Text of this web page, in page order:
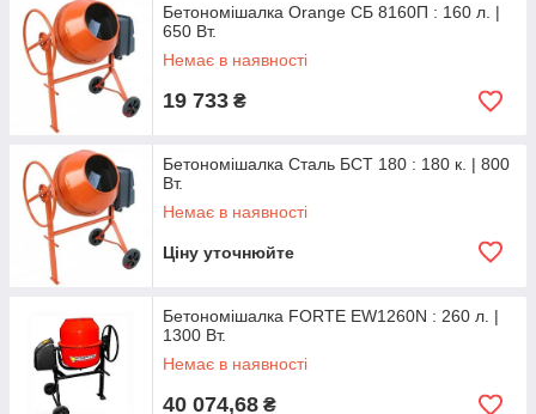
Бетономішалка Orange СБ 8160П : 160 л. |
650 Вт.
Немає в наявності
19 733 ₴
Бетономішалка Сталь БСТ 180 : 180 к. | 800
Вт.
Немає в наявності
Ціну уточнюйте
Бетономішалка FORTE EW1260N : 260 л. |
1300 Вт.
Немає в наявності
40 074,68 ₴